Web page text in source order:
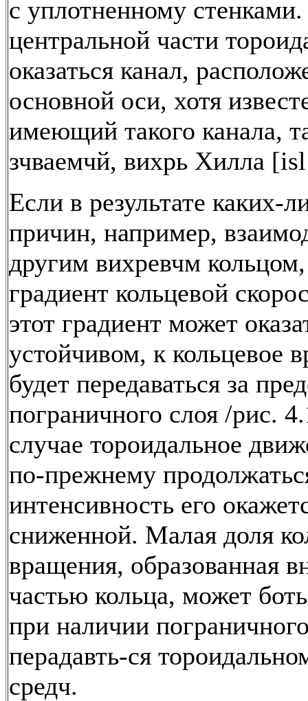
с уплотненному
центральной части
оказаться канал,
основной оси, хотя
имеющий такого канала,
зчваемчй, вихрь Хилла
Если в результате каких-
причин, например,
другим вихревчм кольцом,
градиент кольцевой
этот градиент может
устойчивом, к кольцевое
будет передаваться за
пограничного слоя /рис.
случае тороидальное
по-прежнему
интенсивность его
сниженной. Малая доля
вращения, образованная
частью кольца, может
при наличии
перадавть-ся
средч.